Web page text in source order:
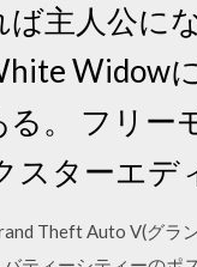
ば主人公に
Widow
。 フリー
スターエデ
Theft Auto V(グラ